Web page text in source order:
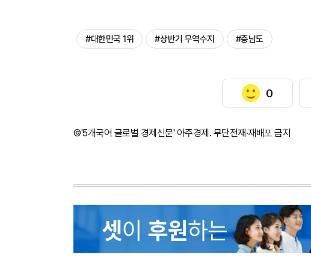
#대한민국 1위 #상반기 무역수지 #충남도
0
©'5개국어 글로벌 경제신문' 아주경제. 무단전재·재배포 금지